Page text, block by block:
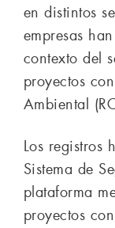
en distintos
empresas
contexto del
proyectos
Ambiental
Los registros
Sistema de
plataforma
proyectos